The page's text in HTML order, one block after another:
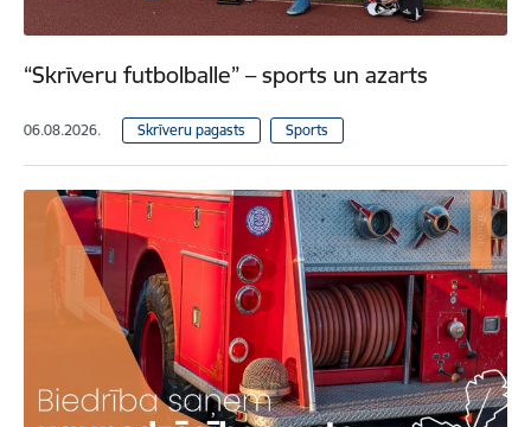
“Skrīveru futbolballe” – sports un azarts
06.08.2026. Skrīveru pagasts Sports